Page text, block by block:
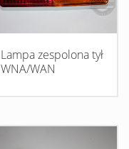
Lampa zespolona tył
WNA/WAN